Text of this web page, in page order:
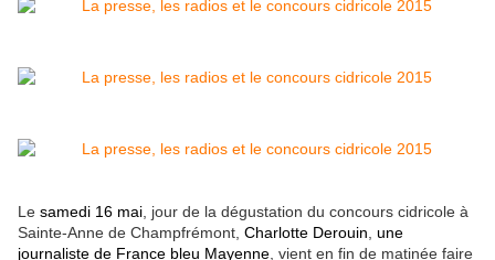
Le samedi 16 mai , jour de la dégustation du concours cidricole à
Sainte-Anne de Champfrémont, Charlotte Derouin une
journaliste de France bleu Mayenne , vient en fin de matinée faire